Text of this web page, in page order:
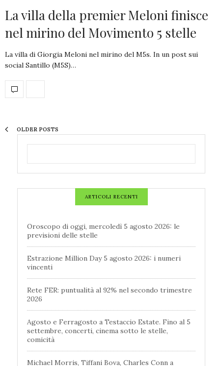
La villa della premier Meloni finisce
nel mirino del Movimento 5 stelle
La villa di Giorgia Meloni nel mirino del M5s. In un post sui
social Santillo (M5S)…
OLDER POSTS
ARTICOLI RECENTI
Oroscopo di oggi, mercoledì 5 agosto 2026: le
previsioni delle stelle
Estrazione Million Day 5 agosto 2026: i numeri
vincenti
Rete FER: puntualità al 92% nel secondo trimestre
2026
Agosto e Ferragosto a Testaccio Estate. Fino al 5
settembre, concerti, cinema sotto le stelle,
comicità
Michael Morris, Tiffani Bova, Charles Conn a